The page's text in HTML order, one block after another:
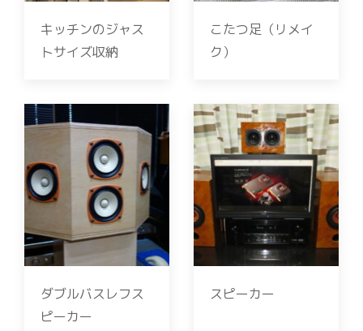
キッチンのジャス
トサイズ収納
こたつ足（リメイ
ク）
ダブルバスレフス
ピーカー
スピーカー